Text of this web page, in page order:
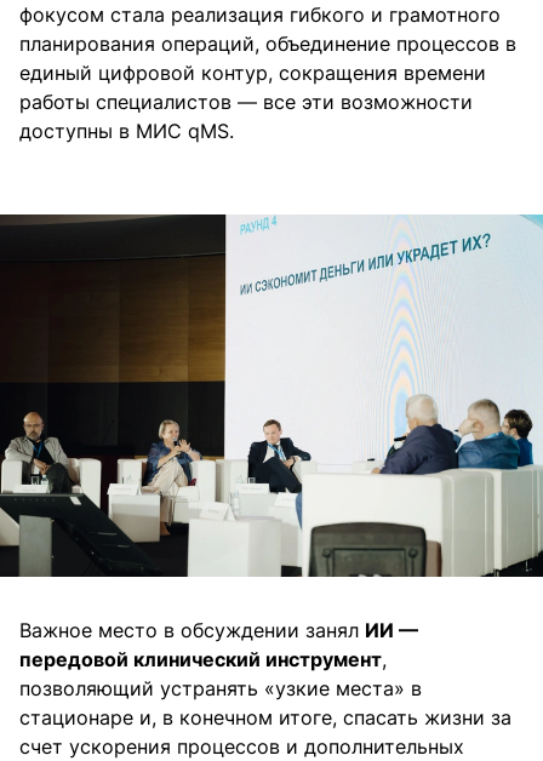
фокусом стала реализация гибкого и грамотного
планирования операций, объединение процессов в
единый цифровой контур, сокращения времени
работы специалистов — все эти возможности
доступны в МИС qMS.
Важное место в обсуждении занял ИИ —
передовой клинический инструмент,
позволяющий устранять «узкие места» в
стационаре и, в конечном итоге, спасать жизни за
счет ускорения процессов и дополнительных